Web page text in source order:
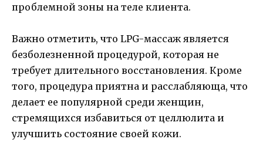
проблемной зоны на теле клиента.
Важно отметить, что LPG-массаж является
безболезненной процедурой, которая не
требует длительного восстановления. Кроме
того, процедура приятна и расслабляюща, что
делает ее популярной среди женщин,
стремящихся избавиться от целлюлита и
улучшить состояние своей кожи.